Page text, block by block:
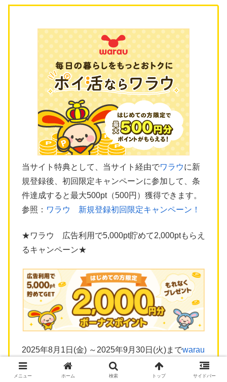
当サイト特典として、当サイト経由でワラウに新
規登録後、初回限定キャンペーンに参加して、条
件達成すると最大500pt（500円）獲得できます。
参照： ワラウ 新規登録初回限定キャンペーン！
★ワラウ 広告利用で5,000pt貯めて2,000ptもらえ
るキャンペーン★
2025年8月1日(金) ～2025年9月30日(火)までwarau
に新規登録し、登録後翌々月末までに広告利用で
5,000pt貯めると、2,000ptボーナスがもらえるキャ
メニュー ホーム 検索 トップ サイドバー